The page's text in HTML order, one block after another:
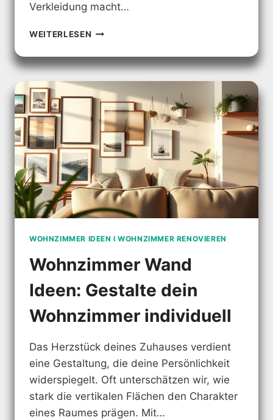
Verkleidung macht…
WEITERLESEN KAMIN
HOCHWERTIGE
AUSWAHL
FÜR
IHREN
TRAUMKAMIN
WOHNZIMMER IDEEN I WOHNZIMMER RENOVIEREN
Wohnzimmer Wand
Ideen: Gestalte dein
Wohnzimmer individuell
Das Herzstück deines Zuhauses verdient
eine Gestaltung, die deine Persönlichkeit
widerspiegelt. Oft unterschätzen wir, wie
stark die vertikalen Flächen den Charakter
eines Raumes prägen. Mit…